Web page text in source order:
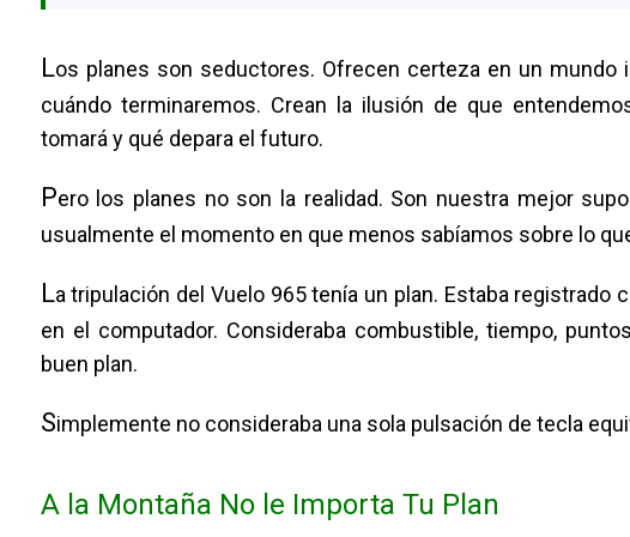
Los planes son seductores. Ofrecen certeza en un
cuándo terminaremos. Crean la ilusión de que
tomará y qué depara el futuro.
Pero los planes no son la realidad. Son nuestra mejor
usualmente el momento en que menos sabíamos sobre lo
La tripulación del Vuelo 965 tenía un plan. Estaba registrado
en el computador. Consideraba combustible, tiempo,
buen plan.
Simplemente no consideraba una sola pulsación de tecla
A la Montaña No le Importa Tu Plan